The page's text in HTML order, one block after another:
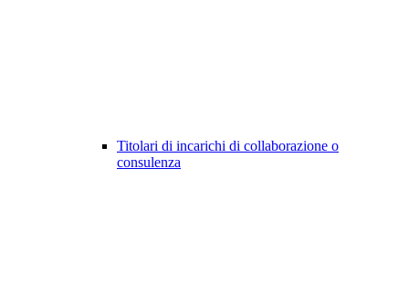
Titolari di incarichi di collaborazione o
consulenza